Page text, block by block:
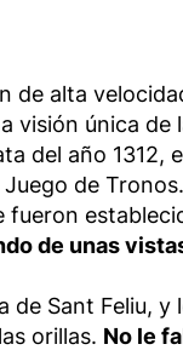
de alta
visión única de
del año 1312,
de
fueron
de unas
Sant Feliu, y
orillas. No le